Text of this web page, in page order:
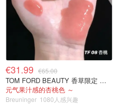
€31.99 €65.00
TOM FORD BEAUTY 香草限定 镜面唇蜜 #08INHIBITION
元气果汁感的杏桃色 ～
Breuninger 1080人感兴趣